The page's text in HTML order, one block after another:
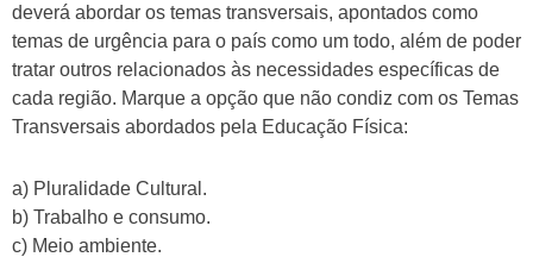
deverá abordar os temas transversais, apontados como
temas de urgência para o país como um todo, além de poder
tratar outros relacionados às necessidades específicas de
cada região. Marque a opção que não condiz com os Temas
Transversais abordados pela Educação Física:
a) Pluralidade Cultural.
b) Trabalho e consumo.
c) Meio ambiente.